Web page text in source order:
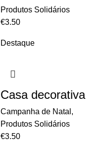
Produtos Solidários
€3.50
Destaque
Casa decorativa
Campanha de Natal ,
Produtos Solidários
€3.50